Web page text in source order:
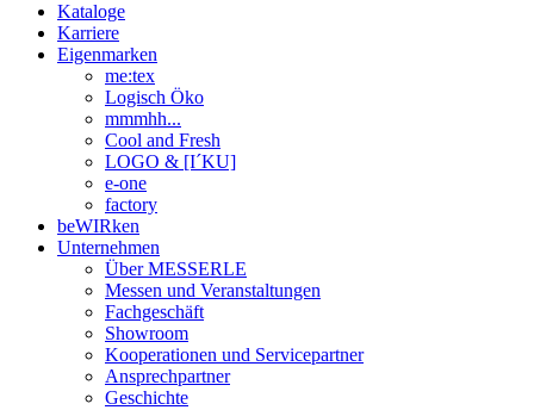
Kataloge
Karriere
Eigenmarken
me:tex
Logisch Öko
mmmhh...
Cool and Fresh
LOGO & [I´KU]
e-one
factory
beWIRken
Unternehmen
Über MESSERLE
Messen und Veranstaltungen
Fachgeschäft
Showroom
Kooperationen und Servicepartner
Ansprechpartner
Geschichte